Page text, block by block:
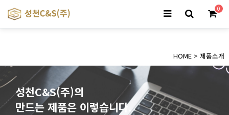
0
HOME >제품소개
성천C&S(주)의
만드는 제품은 이렇습니다.